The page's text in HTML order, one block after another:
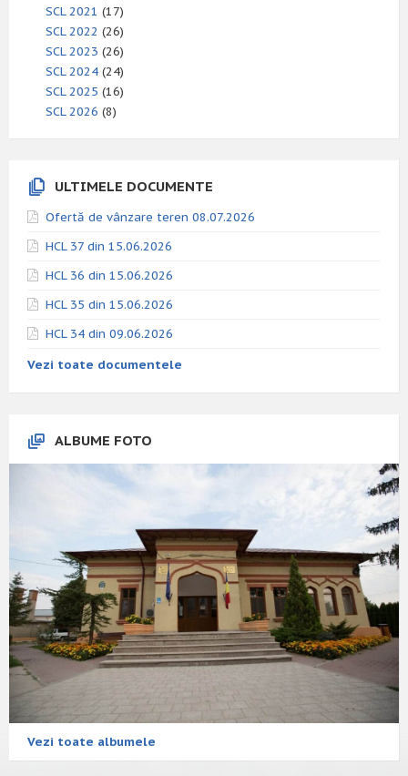
SCL 2021 (17)
SCL 2022 (26)
SCL 2023 (26)
SCL 2024 (24)
SCL 2025 (16)
SCL 2026 (8)
ULTIMELE DOCUMENTE
Ofertă de vânzare teren 08.07.2026
HCL 37 din 15.06.2026
HCL 36 din 15.06.2026
HCL 35 din 15.06.2026
HCL 34 din 09.06.2026
Vezi toate documentele
ALBUME FOTO
Vezi toate albumele